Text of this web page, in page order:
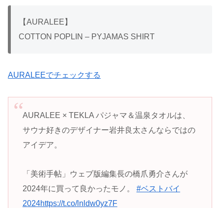
【AURALEE】
COTTON POPLIN – PYJAMAS SHIRT
AURALEEでチェックする
AURALEE × TEKLA パジャマ＆温泉タオルは、
サウナ好きのデザイナー岩井良太さんならではの
アイデア。
「美術手帖」ウェブ版編集長の橋爪勇介さんが
2024年に買って良かったモノ。 #ベストバイ
2024https://t.co/lnldw0yz7F